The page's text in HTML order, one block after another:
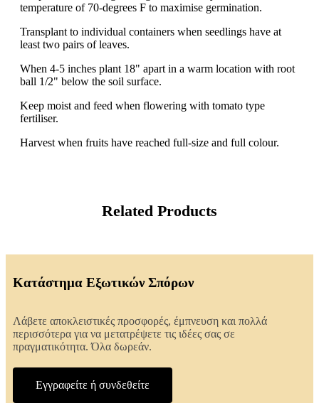
temperature of 70-degrees F to maximise germination.
Transplant to individual containers when seedlings have at
least two pairs of leaves.
When 4-5 inches plant 18" apart in a warm location with root
ball 1/2" below the soil surface.
Keep moist and feed when flowering with tomato type
fertiliser.
Harvest when fruits have reached full-size and full colour.
Related Products
Κατάστημα Εξωτικών Σπόρων
Λάβετε αποκλειστικές προσφορές, έμπνευση και πολλά
περισσότερα για να μετατρέψετε τις ιδέες σας σε
πραγματικότητα. Όλα δωρεάν.
Εγγραφείτε ή συνδεθείτε